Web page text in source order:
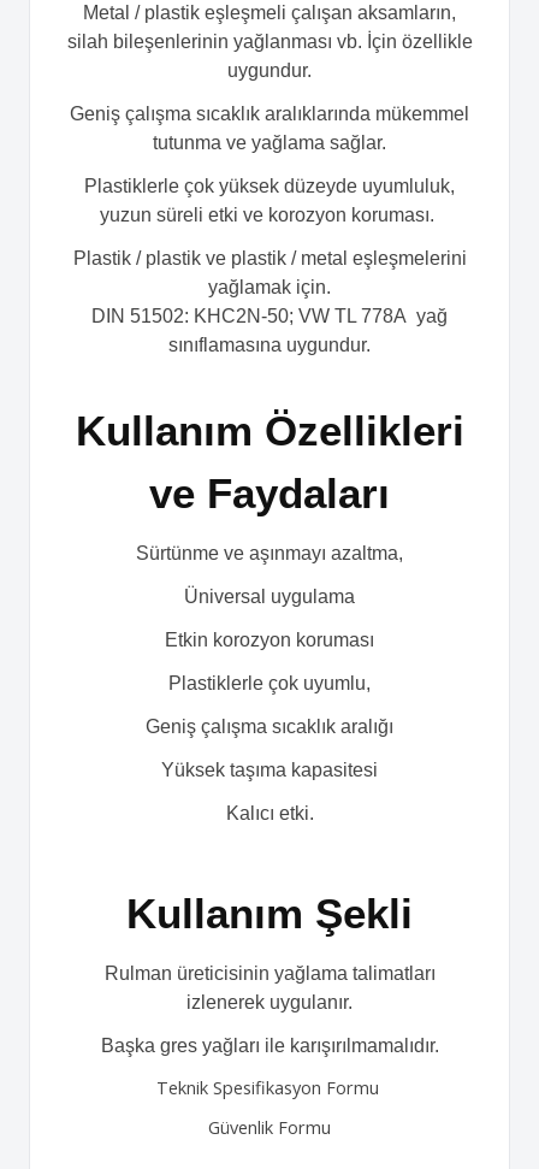
Metal / plastik eşleşmeli çalışan aksamların,
silah bileşenlerinin yağlanması vb. İçin özellikle
uygundur.
Geniş çalışma sıcaklık aralıklarında mükemmel
tutunma ve yağlama sağlar.
Plastiklerle çok yüksek düzeyde uyumluluk,
yuzun süreli etki ve korozyon koruması.
Plastik / plastik ve plastik / metal eşleşmelerini
yağlamak için.
DIN 51502: KHC2N-50; VW TL 778A yağ
sınıflamasına uygundur.
Kullanım Özellikleri
ve Faydaları
Sürtünme ve aşınmayı azaltma,
Üniversal uygulama
Etkin korozyon koruması
Plastiklerle çok uyumlu,
Geniş çalışma sıcaklık aralığı
Yüksek taşıma kapasitesi
Kalıcı etki.
Kullanım Şekli
Rulman üreticisinin yağlama talimatları
izlenerek uygulanır.
Başka gres yağları ile karışırılmamalıdır.
Teknik Spesifikasyon Formu
Güvenlik Formu